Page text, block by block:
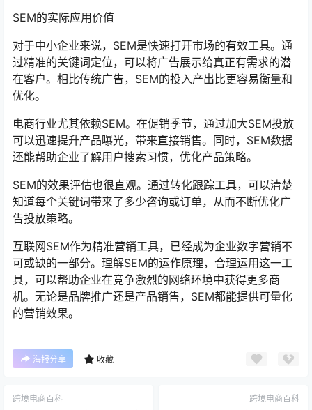
SEM的实际应用价值
对于中小企业来说，SEM是快速打开市场的有效工具。通
过精准的关键词定位，可以将广告展示给真正有需求的潜
在客户。相比传统广告，SEM的投入产出比更容易衡量和
优化。
电商行业尤其依赖SEM。在促销季节，通过加大SEM投放
可以迅速提升产品曝光，带来直接销售。同时，SEM数据
还能帮助企业了解用户搜索习惯，优化产品策略。
SEM的效果评估也很直观。通过转化跟踪工具，可以清楚
知道每个关键词带来了多少咨询或订单，从而不断优化广
告投放策略。
互联网SEM作为精准营销工具，已经成为企业数字营销不
可或缺的一部分。理解SEM的运作原理，合理运用这一工
具，可以帮助企业在竞争激烈的网络环境中获得更多商
机。无论是品牌推广还是产品销售，SEM都能提供可量化
的营销效果。
海报分享 收藏
跨境电商百科 跨境电商百科